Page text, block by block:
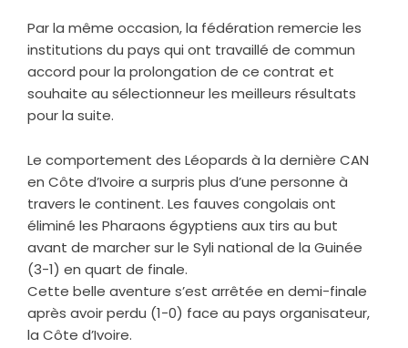
Par la même occasion, la fédération remercie les
institutions du pays qui ont travaillé de commun
accord pour la prolongation de ce contrat et
souhaite au sélectionneur les meilleurs résultats
pour la suite.
Le comportement des Léopards à la dernière CAN
en Côte d’Ivoire a surpris plus d’une personne à
travers le continent. Les fauves congolais ont
éliminé les Pharaons égyptiens aux tirs au but
avant de marcher sur le Syli national de la Guinée
(3-1) en quart de finale.
Cette belle aventure s’est arrêtée en demi-finale
après avoir perdu (1-0) face au pays organisateur,
la Côte d’Ivoire.